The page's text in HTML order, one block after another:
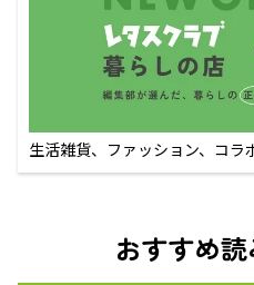
生活雑貨、ファッション、コ
えるECサイト
おすすめ